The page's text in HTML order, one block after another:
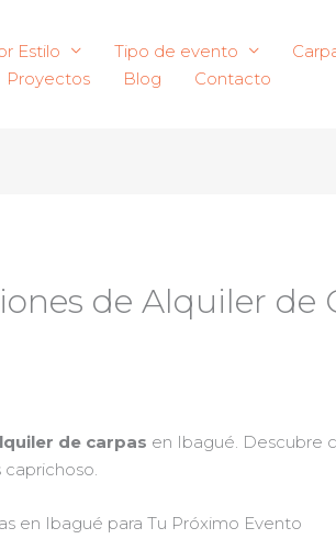
Estilo Tipo de evento
Proyectos Blog Contacto
de Alquiler de
de carpas en Ibagué. Descubre
en Ibagué para Tu Próximo Evento